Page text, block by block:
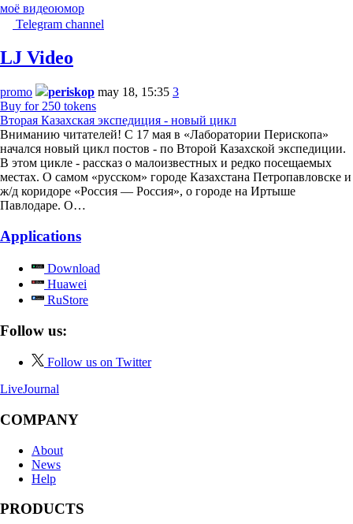
моё видеоюмор
Telegram channel
LJ Video
promo periskop may 18, 15:35 3
Buy for 250 tokens
Вторая Казахская экспедиция - новый цикл
Вниманию читателей! С 17 мая в «Лаборатории Перископа»
начался новый цикл постов - по Второй Казахской экспедиции.
В этом цикле - рассказ о малоизвестных и редко посещаемых
местах. О самом «русском» городе Казахстана Петропавловске и
ж/д коридоре «Россия — Россия», о городе на Иртыше
Павлодаре. О…
Applications
Download
Huawei
RuStore
Follow us:
Follow us on Twitter
LiveJournal
COMPANY
About
News
Help
PRODUCTS